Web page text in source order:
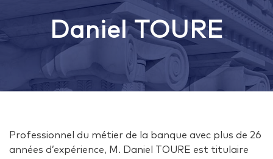
Daniel TOURE
Professionnel du métier de la banque avec plus de 26
années d’expérience, M. Daniel TOURE est titulaire